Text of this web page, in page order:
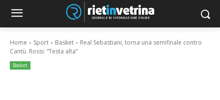
Home Sport Basket
Real Sebastiani, torna una semifinale contro
Cantù. Rossi: “Testa alta”
Basket